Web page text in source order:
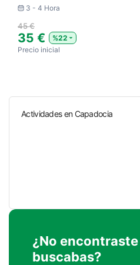
3 - 4 Hora
45 €
35 €
%22
Precio inicial
Actividades en Capadocia
¿No
buscabas?